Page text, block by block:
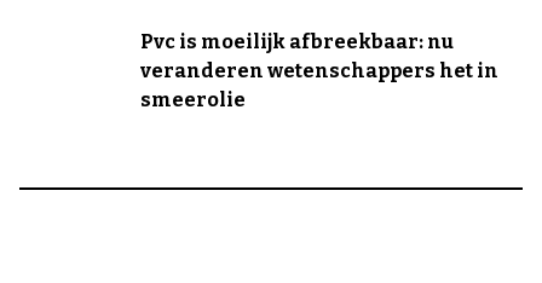
Pvc is moeilijk afbreekbaar: nu
veranderen wetenschappers het in
smeerolie